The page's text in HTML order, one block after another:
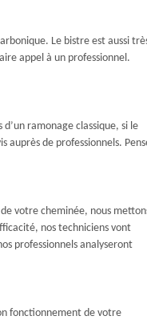
Le bistre est aussi
appel à un professionnel.
ramonage classique, si le
de professionnels.
votre cheminée, nous
nos techniciens vont
professionnels analyseront
fonctionnement de votre